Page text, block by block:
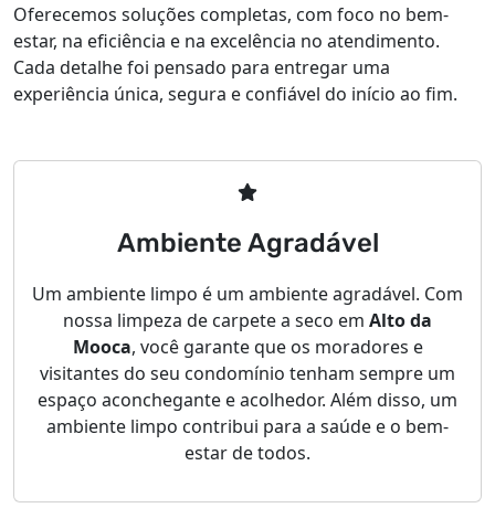
Oferecemos soluções completas, com foco no bem-
estar, na eficiência e na excelência no atendimento.
Cada detalhe foi pensado para entregar uma
experiência única, segura e confiável do início ao fim.
Ambiente Agradável
Um ambiente limpo é um ambiente agradável. Com
nossa limpeza de carpete a seco em Alto da
Mooca, você garante que os moradores e
visitantes do seu condomínio tenham sempre um
espaço aconchegante e acolhedor. Além disso, um
ambiente limpo contribui para a saúde e o bem-
estar de todos.